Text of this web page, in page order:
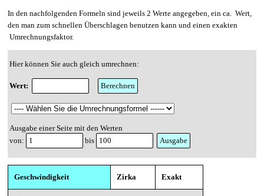
In den nachfolgenden Formeln sind jeweils 2 Werte angegeben, ein ca. Wert,
den man zum schnellen Überschlagen benutzen kann und einen exakten
Umrechnungsfaktor.
Hier können Sie auch gleich umrechnen:
Wert:
Ausgabe einer Seite mit den Werten
von:
bis
Geschwindigkeit Zirka Exakt